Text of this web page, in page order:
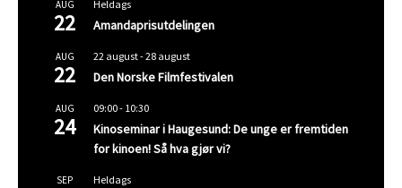
AUG
22
Heldags
Amandaprisutdelingen
AUG
22
22 august-28 august
Den Norske Filmfestivalen
AUG
24
09:00- 10:30
Kinoseminar i Haugesund: De unge er fremtiden
for kinoen! Så hva gjør vi?
SEP Heldags